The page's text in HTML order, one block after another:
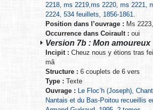
2218, ms 2219,ms 2220, ms 2221,
2224, 534 feuillets, 1856-1861.
Position dans l’ouvrage : Ms
Occurrence dans Coirault : oui
Version 7b : Mon amoureux
Incipit : Cheuz nous y étions tras
mâ
Structure : 6 couplets de 6 vers
Type : Texte
Ouvrage :
Le Floc’h (Joseph),
Nantais et du Bas-Poitou recueillis